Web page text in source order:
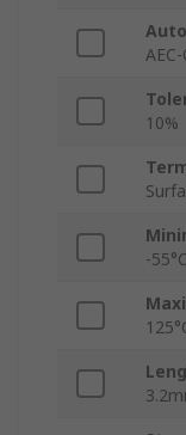
10%
-55°C